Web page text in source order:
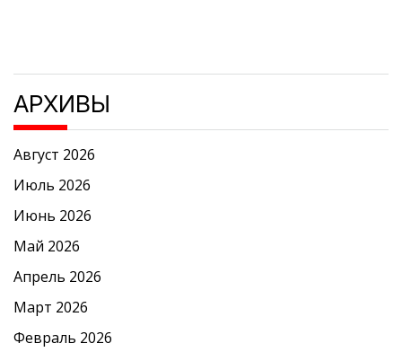
АРХИВЫ
Август 2026
Июль 2026
Июнь 2026
Май 2026
Апрель 2026
Март 2026
Февраль 2026